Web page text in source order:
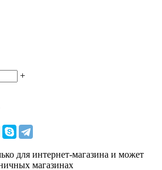
+
для интернет-магазина и может
магазинах